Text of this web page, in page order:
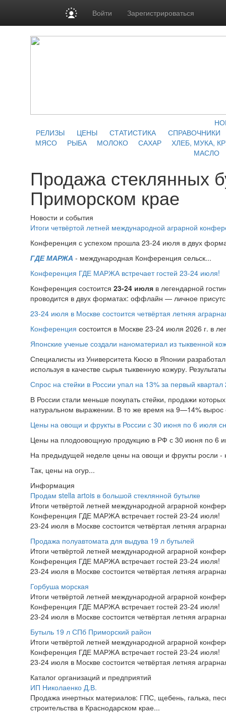
Войти Зарегистрироваться
РЕЛИЗЫ
ЦЕНЫ СТАТИСТИКА
СПРАВОЧНИКИ
МЯСО
РЫБА МОЛОКО САХАР
ХЛЕБ, МУКА,
МАСЛО
Продажа стеклянных
Приморском крае
Новости и события
Итоги четвёртой летней международной аграрной
Конференция с успехом прошла 23-24 июля в двух
ГДЕ МАРЖА - международная Конференция сельск...
Конференция ГДЕ МАРЖА встречает гостей 23-24 июля!
Конференция состоится 23-24 июля в легендарной
проводится в двух форматах: оффлайн — личное
23-24 июля в Москве состоится четвёртая летняя
Конференция состоится в Москве 23-24 июля 2026 г. в
Японские ученые создали наноматериал из тыквенной
Специалисты из Университета Кюсю в Японии
используя в качестве сырья тыквенную кожуру.
Спрос на стейки в России упал на 13% за первый квартал
В России стали меньше покупать стейки, продажи
натуральном выражении. В то же время на 9—14%
Цены на овощи и фрукты в России с 30 июня по 6 июля
Цены на плодоовощную продукцию в РФ с 30 июня по 6
На предыдущей неделе цены на овощи и фрукты росли -
Так, цены на огур...
Информация
Продам stella artois в большой стеклянной бутылке
Итоги четвёртой летней международной аграрной
Конференция ГДЕ МАРЖА встречает гостей 23-24 июля!
23-24 июля в Москве состоится четвёртая летняя
Продажа полуавтомата для выдува 19 л бутылей
Итоги четвёртой летней международной аграрной
Конференция ГДЕ МАРЖА встречает гостей 23-24 июля!
23-24 июля в Москве состоится четвёртая летняя
Горбуша морская
Итоги четвёртой летней международной аграрной
Конференция ГДЕ МАРЖА встречает гостей 23-24 июля!
23-24 июля в Москве состоится четвёртая летняя
Бутыль 19 л СПб Приморский район
Итоги четвёртой летней международной аграрной
Конференция ГДЕ МАРЖА встречает гостей 23-24 июля!
23-24 июля в Москве состоится четвёртая летняя
Каталог организаций и предприятий
ИП Николаенко Д.В.
Продажа инертных материалов: ГПС, щебень, галька,
строительства в Краснодарском крае...